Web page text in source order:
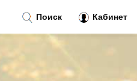
Поиск Кабинет